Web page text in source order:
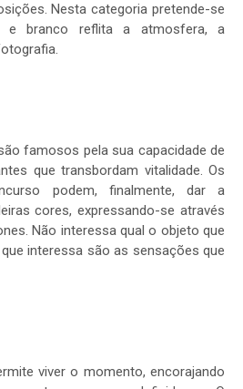
Nesta categoria pretende-se
branco reflita a atmosfera, a
famosos pela sua capacidade de
que transbordam vitalidade. Os
podem, finalmente, dar a
cores, expressando-se através
Não interessa qual o objeto que
interessa são as sensações que
viver o momento, encorajando